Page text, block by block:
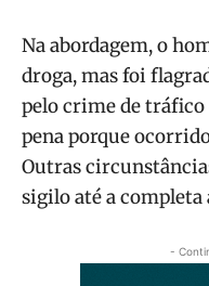
Na abordagem, o
droga, mas foi
pelo crime de tráfico
pena porque
Outras
sigilo até a completa
-